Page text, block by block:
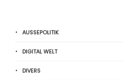
AUSSEPOLITIK
DIGITAL WELT
DIVERS